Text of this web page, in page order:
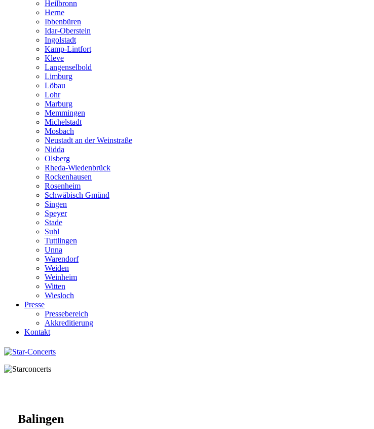
Heilbronn
Herne
Ibbenbüren
Idar-Oberstein
Ingolstadt
Kamp-Lintfort
Kleve
Langenselbold
Limburg
Löbau
Lohr
Marburg
Memmingen
Michelstadt
Mosbach
Neustadt an der Weinstraße
Nidda
Olsberg
Rheda-Wiedenbrück
Rockenhausen
Rosenheim
Schwäbisch Gmünd
Singen
Speyer
Stade
Suhl
Tuttlingen
Unna
Warendorf
Weiden
Weinheim
Witten
Wiesloch
Presse
Pressebereich
Akkreditierung
Kontakt
Balingen